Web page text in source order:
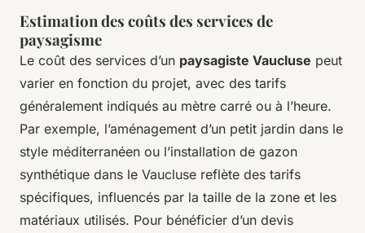
Estimation des coûts des services de
paysagisme
Le coût des services d’un paysagiste Vaucluse peut
varier en fonction du projet, avec des tarifs
généralement indiqués au mètre carré ou à l’heure.
Par exemple, l’aménagement d’un petit jardin dans le
style méditerranéen ou l’installation de gazon
synthétique dans le Vaucluse reflète des tarifs
spécifiques, influencés par la taille de la zone et les
matériaux utilisés. Pour bénéficier d’un devis